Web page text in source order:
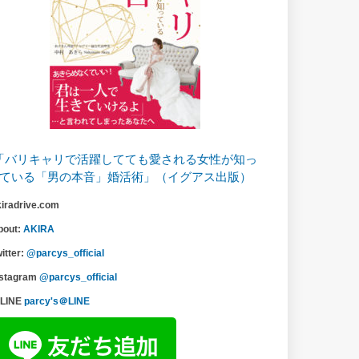
「バリキャリで活躍してても愛される女性が知っ
ている「男の本音」婚活術」（イグアス出版）
AKIRA
@parcys_official
@parcys_official
parcy's＠LINE